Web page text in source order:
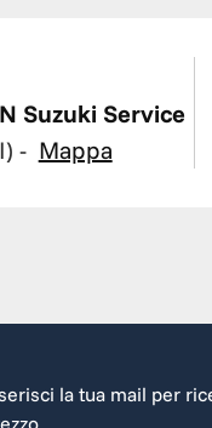
Suzuki Service
- Mappa
la tua mail per